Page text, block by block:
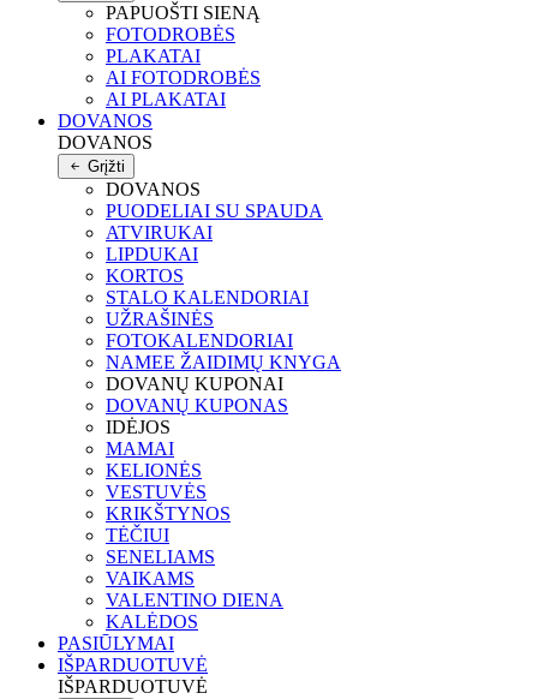
PAPUOŠTI SIENĄ
FOTODROBĖS
PLAKATAI
AI FOTODROBĖS
AI PLAKATAI
DOVANOS
DOVANOS
Grįžti
DOVANOS
PUODELIAI SU SPAUDA
ATVIRUKAI
LIPDUKAI
KORTOS
STALO KALENDORIAI
UŽRAŠINĖS
FOTOKALENDORIAI
NAMEE ŽAIDIMŲ KNYGA
DOVANŲ KUPONAI
DOVANŲ KUPONAS
IDĖJOS
MAMAI
KELIONĖS
VESTUVĖS
KRIKŠTYNOS
TĖČIUI
SENELIAMS
VAIKAMS
VALENTINO DIENA
KALĖDOS
PASIŪLYMAI
IŠPARDUOTUVĖ
IŠPARDUOTUVĖ